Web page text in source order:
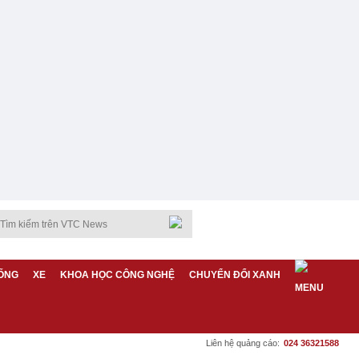
XE KHOA HỌC CÔNG NGHỆ CHUYỂN ĐỔI XANH
Liên hệ quảng cáo: 024 36321588